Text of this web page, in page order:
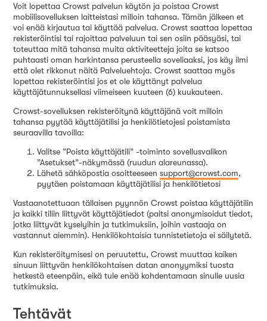
Voit lopettaa Crowst palvelun käytön ja poistaa Crowst
mobiilisovelluksen laitteistasi milloin tahansa. Tämän jälkeen et
voi enää kirjautua tai käyttää palvelua. Crowst saattaa lopettaa
rekisteröintisi tai rajoittaa palveluun tai sen osiin pääsyäsi, tai
toteuttaa mitä tahansa muita aktiviteetteja joita se katsoo
puhtaasti oman harkintansa perusteella soveliaaksi, jos käy ilmi
että olet rikkonut näitä Palveluehtoja. Crowst saattaa myös
lopettaa rekisteröintisi jos et ole käyttänyt palvelua
käyttäjätunnuksellasi viimeiseen kuuteen (6) kuukauteen.
Crowst-sovelluksen rekisteröitynä käyttäjänä voit milloin
tahansa pyytää käyttäjätilisi ja henkilötietojesi poistamista
seuraavilla tavoilla:
Valitse ”Poista käyttäjätili” -toiminto sovellusvalikon
”Asetukset”-näkymässä (ruudun alareunassa).
Lähetä sähköpostia osoitteeseensupport@crowst.com,
pyytäen poistamaan käyttäjätilisi ja henkilötietosi
Vastaanotettuaan tällaisen pyynnön Crowst poistaa käyttäjätilin
ja kaikki tiliin liittyvät käyttäjätiedot (paitsi anonymisoidut tiedot,
jotka liittyvät kyselyihin ja tutkimuksiin, joihin vastaaja on
vastannut aiemmin). Henkilökohtaisia ​​tunnistetietoja ei säilytetä.
Kun rekisteröitymisesi on peruutettu, Crowst muuttaa kaiken
sinuun liittyvän henkilökohtaisen datan anonyymiksi tuosta
hetkestä eteenpäin, eikä tule enää kohdentamaan sinulle uusia
tutkimuksia.
Tehtävät